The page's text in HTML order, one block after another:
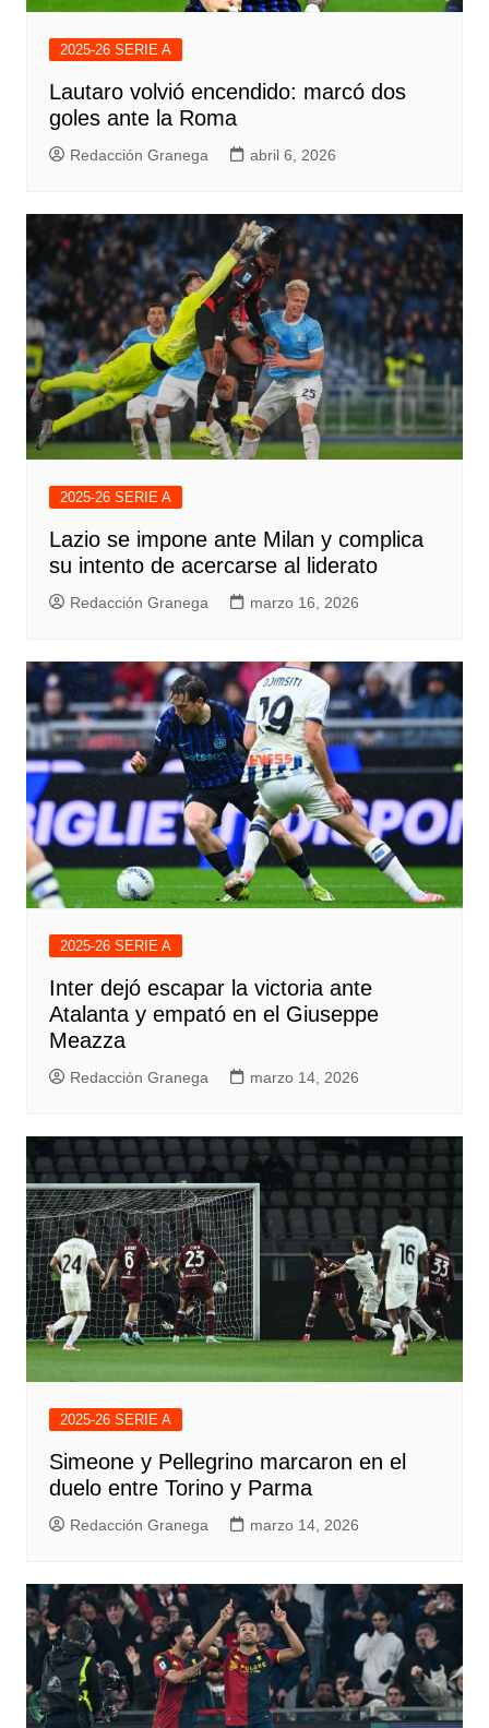
2025-26 SERIE A
Lautaro volvió encendido: marcó dos
goles ante la Roma
Redacción Granega abril 6, 2026
2025-26 SERIE A
Lazio se impone ante Milan y complica
su intento de acercarse al liderato
Redacción Granega marzo 16, 2026
2025-26 SERIE A
Inter dejó escapar la victoria ante
Atalanta y empató en el Giuseppe
Meazza
Redacción Granega marzo 14, 2026
2025-26 SERIE A
Simeone y Pellegrino marcaron en el
duelo entre Torino y Parma
Redacción Granega marzo 14, 2026